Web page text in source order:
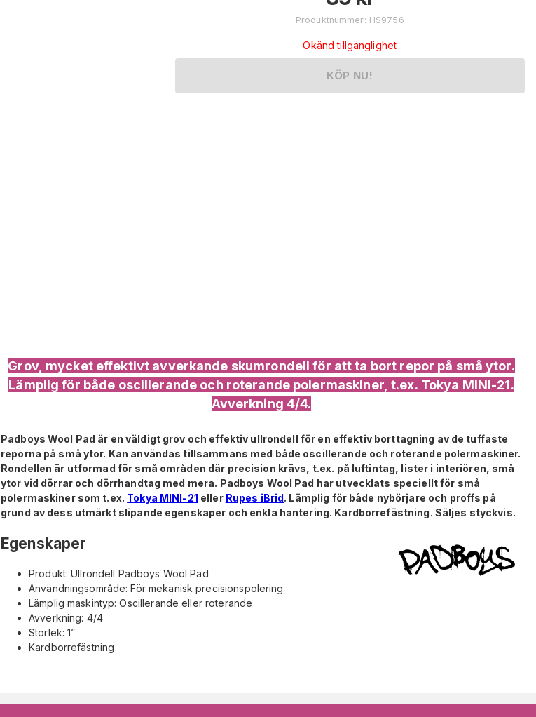
Produktnummer: HS9756
Okänd tillgänglighet
KÖP NU!
Grov, mycket effektivt avverkande skumrondell för att ta bort repor på små ytor.
Lämplig för både oscillerande och roterande polermaskiner, t.ex. Tokya MINI-21.
Avverkning 4/4.
Padboys Wool Pad är en väldigt grov och effektiv ullrondell för en effektiv borttagning av de tuffaste
reporna på små ytor. Kan användas tillsammans med både oscillerande och roterande polermaskiner.
Rondellen är utformad för små områden där precision krävs, t.ex. på luftintag, lister i interiören, små
ytor vid dörrar och dörrhandtag med mera. Padboys Wool Pad har utvecklats speciellt för små
polermaskiner som t.ex. Tokya MINI-21 eller Rupes iBrid. Lämplig för både nybörjare och proffs på
grund av dess utmärkt slipande egenskaper och enkla hantering. Kardborrefästning. Säljes styckvis.
Egenskaper
Produkt: Ullrondell Padboys Wool Pad
Användningsområde: För mekanisk precisionspolering
Lämplig maskintyp: Oscillerande eller roterande
Avverkning: 4/4
Storlek: 1”
Kardborrefästning